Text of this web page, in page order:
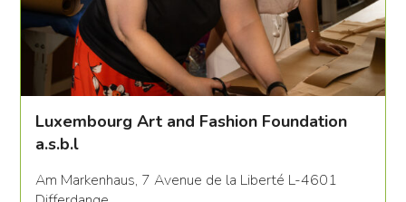
Luxembourg Art and Fashion Foundation
a.s.b.l
Am Markenhaus, 7 Avenue de la Liberté L-4601